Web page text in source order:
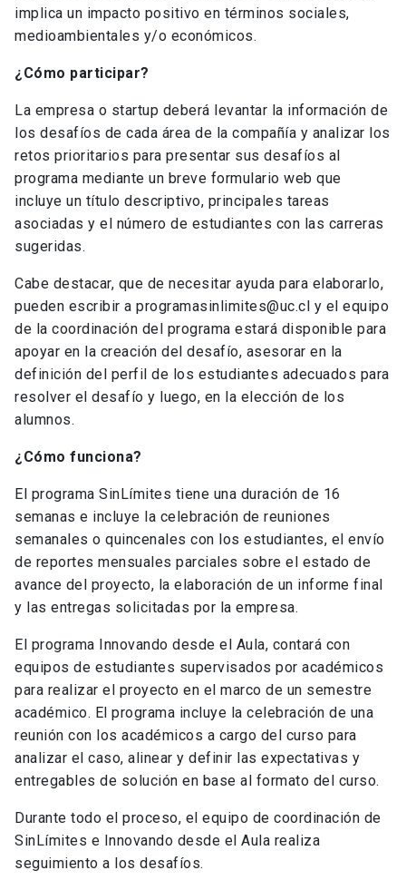
implica un impacto positivo en términos sociales,
medioambientales y/o económicos.
¿Cómo participar?
La empresa o startup deberá levantar la información de
los desafíos de cada área de la compañía y analizar los
retos prioritarios para presentar sus desafíos al
programa mediante un breve formulario web que
incluye un título descriptivo, principales tareas
asociadas y el número de estudiantes con las carreras
sugeridas.
Cabe destacar, que de necesitar ayuda para elaborarlo,
pueden escribir a programasinlimites@uc.cl y el equipo
de la coordinación del programa estará disponible para
apoyar en la creación del desafío, asesorar en la
definición del perfil de los estudiantes adecuados para
resolver el desafío y luego, en la elección de los
alumnos.
¿Cómo funciona?
El programa SinLímites tiene una duración de 16
semanas e incluye la celebración de reuniones
semanales o quincenales con los estudiantes, el envío
de reportes mensuales parciales sobre el estado de
avance del proyecto, la elaboración de un informe final
y las entregas solicitadas por la empresa.
El programa Innovando desde el Aula, contará con
equipos de estudiantes supervisados por académicos
para realizar el proyecto en el marco de un semestre
académico. El programa incluye la celebración de una
reunión con los académicos a cargo del curso para
analizar el caso, alinear y definir las expectativas y
entregables de solución en base al formato del curso.
Durante todo el proceso, el equipo de coordinación de
SinLímites e Innovando desde el Aula realiza
seguimiento a los desafíos.